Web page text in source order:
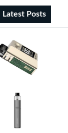
Latest Posts